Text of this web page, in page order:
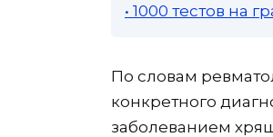
• 1000 тестов на
По словам
конкретного
заболеванием